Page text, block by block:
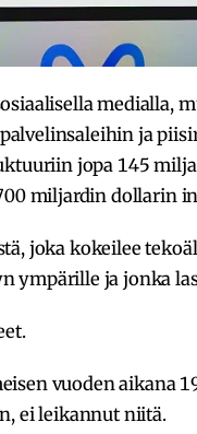
medialla,
ja
jopa 145
miljardin dollarin
joka kokeilee
ympärille ja jonka
vuoden aikana
ei leikannut niitä.